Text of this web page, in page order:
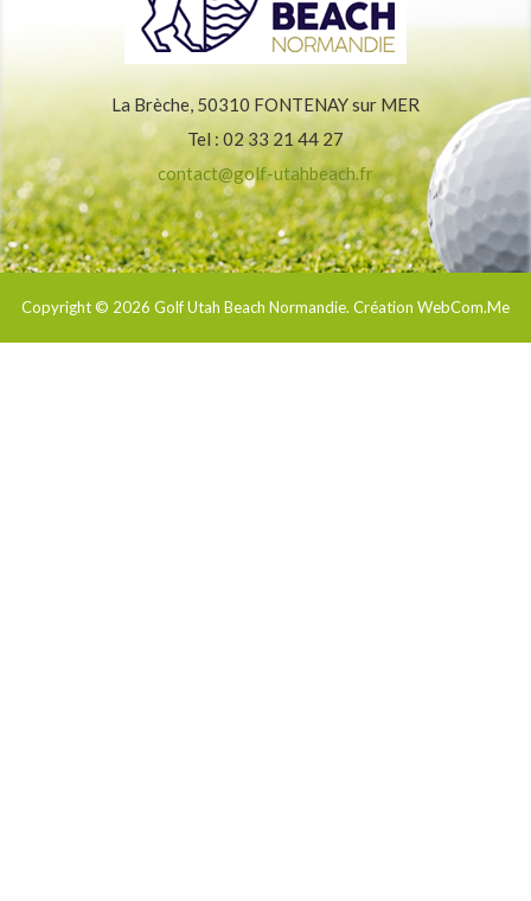
La Brèche, 50310 FONTENAY sur MER
Tel : 02 33 21 44 27
contact@golf-utahbeach.fr
Copyright © 2026 Golf Utah Beach Normandie. Création WebCom.Me